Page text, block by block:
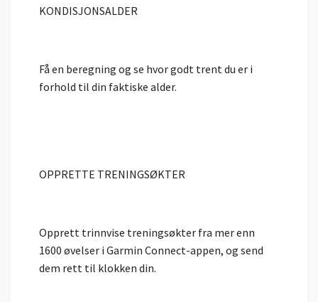
KONDISJONSALDER
Få en beregning og se hvor godt trent du er i
forhold til din faktiske alder.
OPPRETTE TRENINGSØKTER
Opprett trinnvise treningsøkter fra mer enn
1600 øvelser i Garmin Connect-appen, og send
dem rett til klokken din.